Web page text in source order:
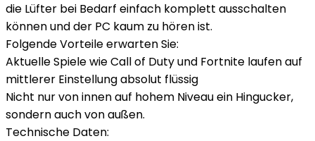
die Lüfter bei Bedarf einfach komplett ausschalten
können und der PC kaum zu hören ist.
Folgende Vorteile erwarten Sie:
Aktuelle Spiele wie Call of Duty und Fortnite laufen auf
mittlerer Einstellung absolut flüssig
Nicht nur von innen auf hohem Niveau ein Hingucker,
sondern auch von außen.
Technische Daten: